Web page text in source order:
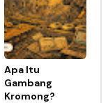
Apa Itu
Gambang
Kromong?